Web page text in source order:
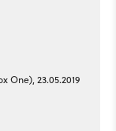
One), 23.05.2019